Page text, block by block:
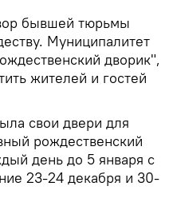
бывшей тюрьмы
Муниципалитет
дворик",
жителей и гостей
свои двери для
рождественский
день до 5 января с
23-24 декабря и 30-